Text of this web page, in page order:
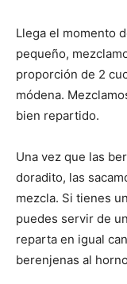
Llega el momento
pequeño,
proporción de 2
módena.
bien repartido.
Una vez que las
doradito, las
mezcla. Si tienes
puedes servir de
reparta en igual
berenjenas al